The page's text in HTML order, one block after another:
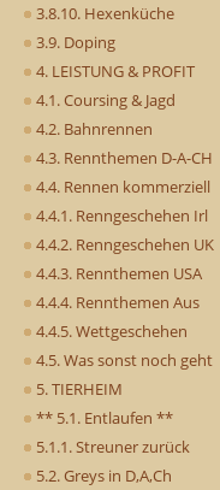
3.8.10. Hexenküche
3.9. Doping
4. LEISTUNG & PROFIT
4.1. Coursing & Jagd
4.2. Bahnrennen
4.3. Rennthemen D-A-CH
4.4. Rennen kommerziell
4.4.1. Renngeschehen Irl
4.4.2. Renngeschehen UK
4.4.3. Rennthemen USA
4.4.4. Rennthemen Aus
4.4.5. Wettgeschehen
4.5. Was sonst noch geht
5. TIERHEIM
** 5.1. Entlaufen **
5.1.1. Streuner zurück
5.2. Greys in D,A,Ch